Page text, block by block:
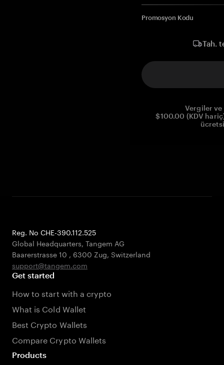
Promosyon Kodu
Tah.
Vergiler
$100.00 (KDV
Reg. No CHE-390.112.525
Global Headquarters, Tangem AG
Baarerstrasse 10 , 6300 Zug, Switzerland
support@tangem.com
Get started
How to start with a crypto
What is Cold Wallet
Best Crypto Wallets
Compare Crypto Wallets
Products